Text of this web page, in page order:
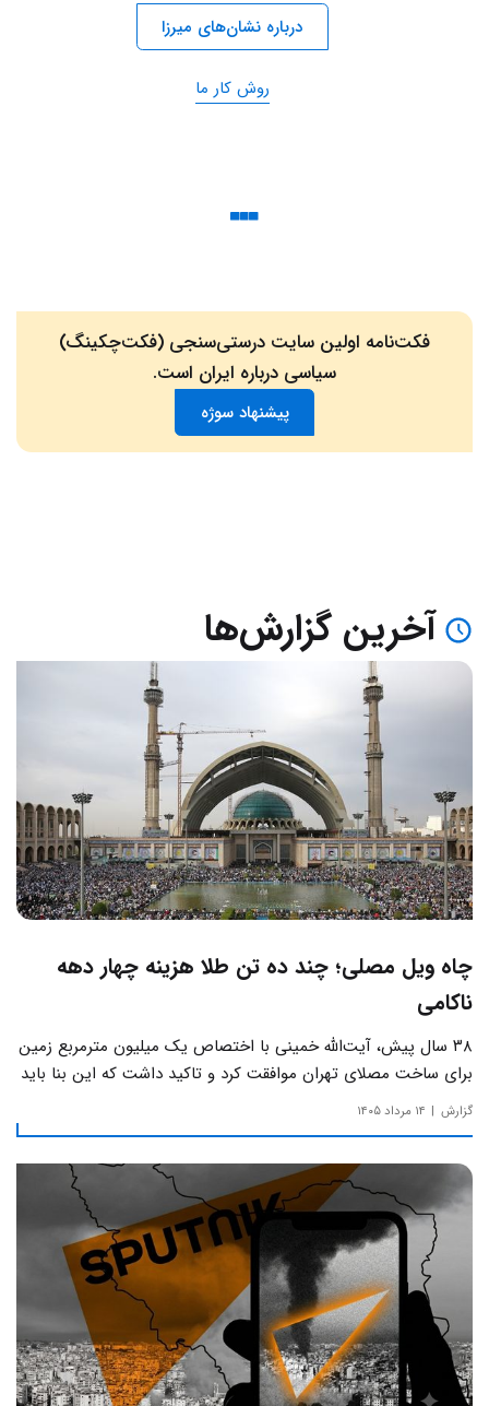
درباره نشان‌های میرزا
روش کار ما
فکت‌نامه اولین سایت درستی‌سنجی (فکت‌چکینگ)
سیاسی درباره ایران است.
پیشنهاد سوژه
آخرین گزارش‌ها
چاه ویل مصلی؛ چند ده تن طلا هزینه چهار دهه
ناکامی
۳۸ سال پیش، آیت‌الله خمینی با اختصاص یک میلیون مترمربع زمین
برای ساخت مصلای تهران موافقت کرد و تاکید داشت که این بنا باید
به دور از زرق‌وبرق و یادآور سادگی مساجد صدر اسلام باشد.
گزارش ۱۴ مرداد ۱۴۰۵